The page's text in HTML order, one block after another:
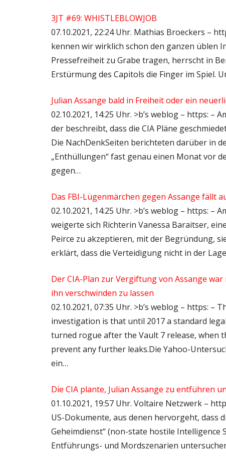
3JT #69: WHISTLEBLOWJOB
07.10.2021, 22:24 Uhr. Mathias Broeckers –
kennen wir wirklich schon den ganzen üblen
Pressefreiheit zu Grabe tragen, herrscht in
Erstürmung des Capitols die Finger im Spiel.
Julian Assange bald in Freiheit oder ein
02.10.2021, 14:25 Uhr. >b’s weblog – https: –
der beschreibt, dass die CIA Pläne
Die NachDenkSeiten berichteten darüber in
„Enthüllungen“ fast genau einen Monat vor
gegen…
Das FBI-Lügenmärchen gegen Assange fällt
02.10.2021, 14:25 Uhr. >b’s weblog – https:
weigerte sich Richterin Vanessa Baraitser,
Peirce zu akzeptieren, mit der Begründung,
erklärt, dass die Verteidigung nicht in der
Der CIA-Plan zur Vergiftung von Assange
ihn verschwinden zu lassen
02.10.2021, 07:35 Uhr. >b’s weblog – https: –
investigation is that until 2017 a standard
turned rogue after the Vault 7 release, when
prevent any further leaks.Die Yahoo-
ein…
Die CIA plante, Julian Assange zu entführen
01.10.2021, 19:57 Uhr. Voltaire Netzwerk –
US-Dokumente, aus denen hervorgeht, dass
Geheimdienst“ (non-state hostile Intelligence
Entführungs- und Mordszenarien